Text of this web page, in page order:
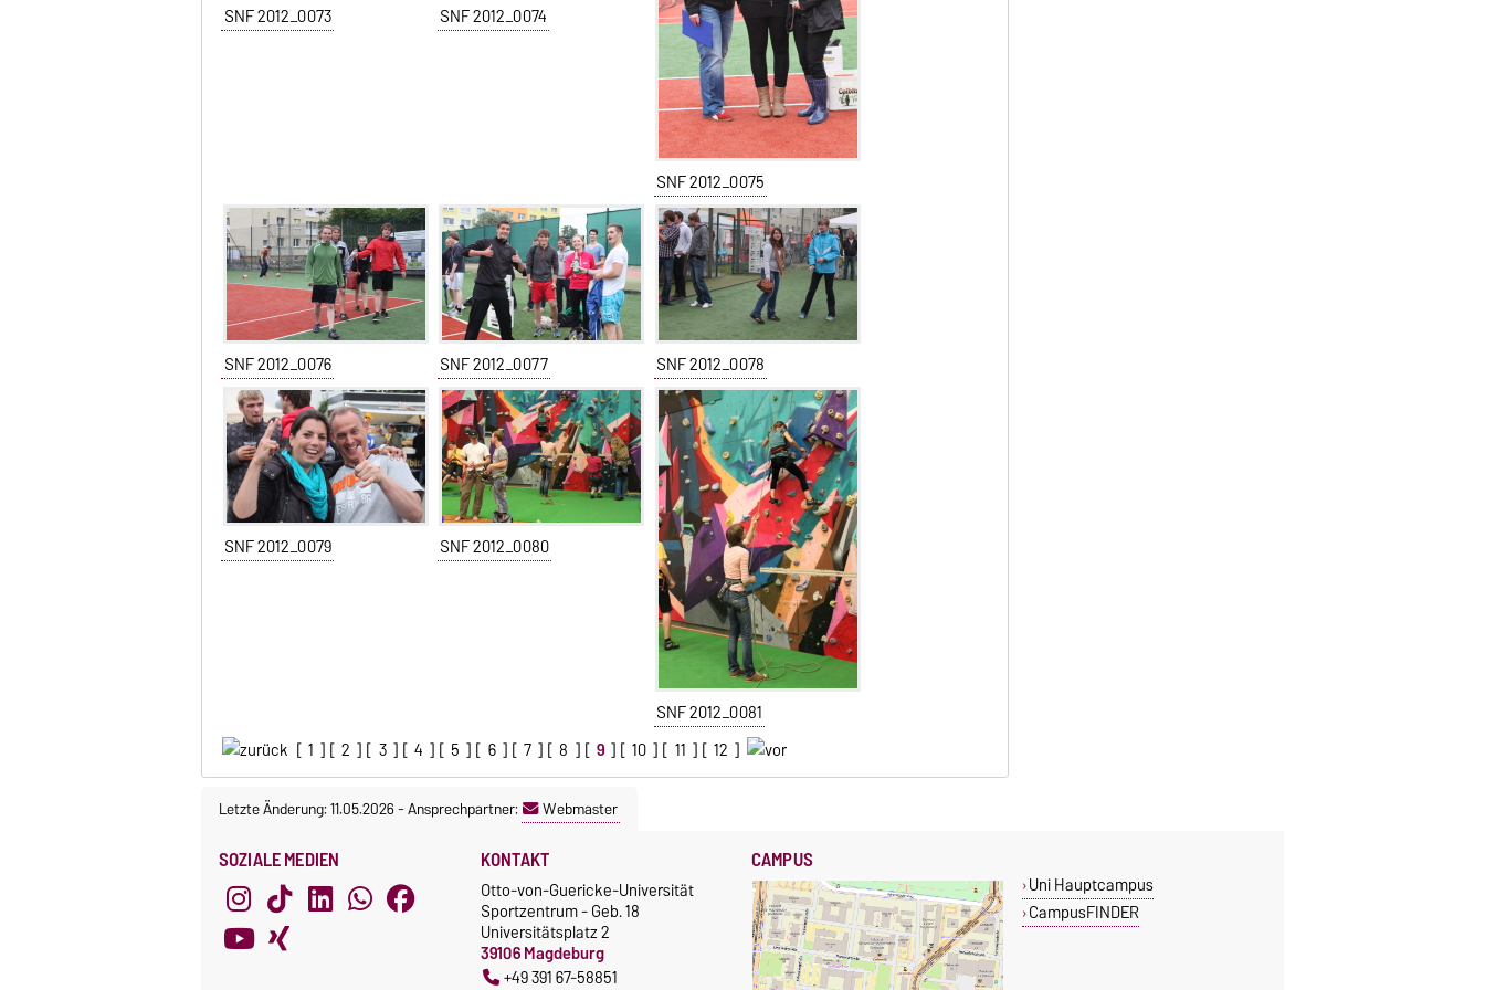
SNF 2012_0073 SNF 2012_0074
SNF 2012_0075
SNF 2012_0076 SNF 2012_0077 SNF 2012_0078
SNF 2012_0079 SNF 2012_0080
SNF 2012_0081
[ 1 ] [ 2 ] [ 3 ] [ 4 ] [ 5 ] [ 6 ] [ 7 ] [ 8 ] [ 9 ] [ 10 ] [ 11 ] [ 12 ]
Letzte Änderung: 11.05.2026-Ansprechpartner: Webmaster
SOZIALE MEDIEN KONTAKT
Otto-von-Guericke-Universität
Sportzentrum - Geb. 18
Universitätsplatz 2
39106 Magdeburg
+49 391 67-58851
CAMPUS
Uni Hauptcampus
CampusFINDER